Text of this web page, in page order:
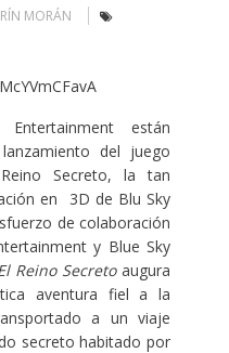
MORÁN
están
del juego
Secreto, la tan
en 3D de Blu Sky
de colaboración
y Blue Sky
Reino Secretoaugura
aventura fiel a la
a un viaje
secreto habitado por